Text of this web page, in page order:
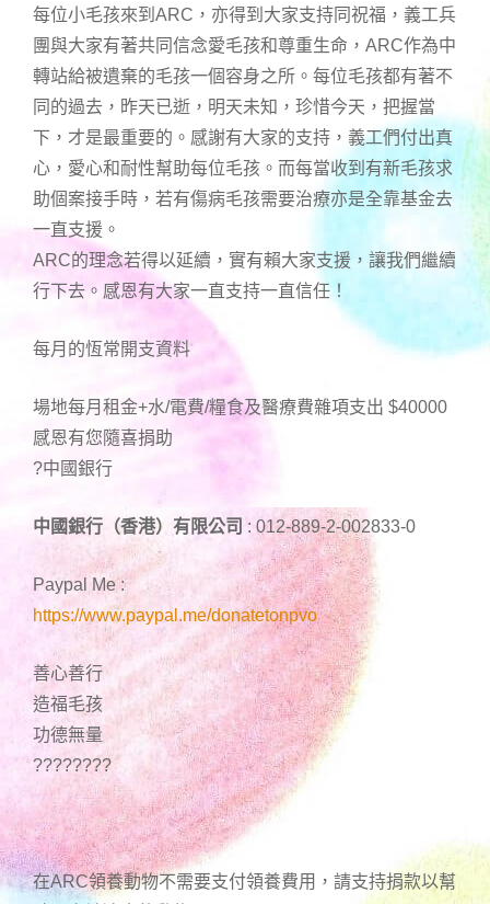
每位小毛孩來到ARC，亦得到大家支持同祝福，義工兵
團與大家有著共同信念愛毛孩和尊重生命，ARC作為中
轉站給被遺棄的毛孩一個容身之所。每位毛孩都有著不
同的過去，昨天已逝，明天未知，珍惜今天，把握當
下，才是最重要的。感謝有大家的支持，義工們付出真
心，愛心和耐性幫助每位毛孩。而每當收到有新毛孩求
助個案接手時，若有傷病毛孩需要治療亦是全靠基金去
一直支援。
ARC的理念若得以延續，實有賴大家支援，讓我們繼續
行下去。感恩有大家一直支持一直信任！
每月的恆常開支資料
場地每月租金+水/電費/糧食及醫療費雜項支出 $40000
感恩有您隨喜捐助
?中國銀行
中國銀行（香港）有限公司 : 012-889-2-002833-0
Paypal Me :
https://www.paypal.me/donatetonpvo
善心善行
造福毛孩
功德無量
????????
在ARC領養動物不需要支付領養費用，請支持捐款以幫